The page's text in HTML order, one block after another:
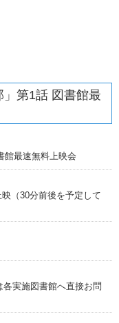
第1話 図書館最
館最速無料上映会
（30分前後を予定して
実施図書館へ直接お問